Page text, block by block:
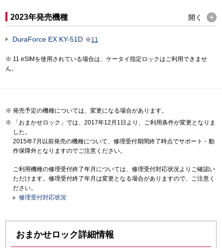
2023年発売機種 開く
DuraForce EX KY-51D ※11
11 eSIMを使用されている場合は、ケータイ指定ロックはご利用できませ
ん。
発売予定の機種については、変更になる場合があります。
「おまかせロック」では、2017年12月1日より、ご利用条件が変更となりま
した。
2015年7月以前発売の機種について、修理受付期間終了時点でサポート・動
作保障外となりますのでご注意ください。
ご利用機種の修理受付終了年月については、修理受付対応状況よりご確認い
ただけます。修理受付終了年月は変更となる場合がありますので、ご注意く
ださい。
修理受付対応状況
おまかせロック詳細情報